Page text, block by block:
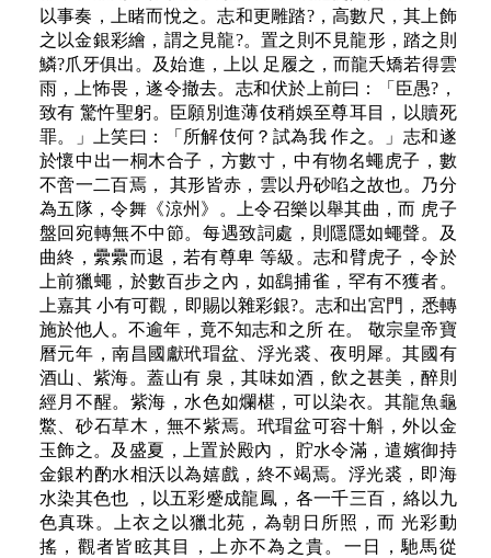
以事奏，上睹而悅之。志和更雕踏?，高數尺，其上飾
之以金銀彩繪，謂之見龍?。置之則不見龍形，踏之則
鱗?爪牙俱出。及始進，上以 足履之，而龍夭矯若得雲
雨，上怖畏，遂令撤去。志和伏於上前曰：「臣愚?，
致有 驚忤聖躬。臣願別進薄伎稍娛至尊耳目，以贖死
罪。」上笑曰：「所解伎何？試為我 作之。」志和遂
於懷中出一桐木合子，方數寸，中有物名蠅虎子，數
不啻一二百焉， 其形皆赤，雲以丹砂啗之故也。乃分
為五隊，令舞《涼州》。上令召樂以舉其曲，而 虎子
盤回宛轉無不中節。每遇致詞處，則隱隱如蠅聲。及
曲終，纍纍而退，若有尊卑 等級。志和臂虎子，令於
上前獵蠅，於數百步之內，如鷂捕雀，罕有不獲者。
上嘉其 小有可觀，即賜以雜彩銀?。志和出宮門，悉轉
施於他人。不逾年，竟不知志和之所 在。 敬宗皇帝寶
曆元年，南昌國獻玳瑁盆、浮光裘、夜明犀。其國有
酒山、紫海。蓋山有 泉，其味如酒，飲之甚美，醉則
經月不醒。紫海，水色如爛椹，可以染衣。其龍魚龜
鱉、砂石草木，無不紫焉。玳瑁盆可容十斛，外以金
玉飾之。及盛夏，上置於殿內， 貯水令滿，遣嬪御持
金銀杓酌水相沃以為嬉戲，終不竭焉。浮光裘，即海
水染其色也 ，以五彩蹙成龍鳳，各一千三百，絡以九
色真珠。上衣之以獵北苑，為朝日所照，而 光彩動
搖，觀者皆眩其目，上亦不為之貴。一日，馳馬從